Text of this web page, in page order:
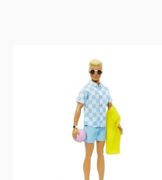
de produtos) Registro: 005 388/
da embalagem: 01 boneca, peças
composição: plástico
Barbie Collector Signature Ruby Red